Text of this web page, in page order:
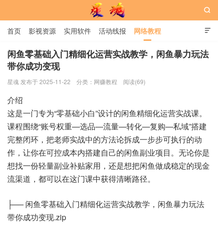
星魂网

首页 影视资源 实用软件 活动线报 网络教程
用户中心 书籍 娱乐

闲鱼零基础入门精细化运营实战教学，闲鱼暴力玩法
带你成功变现
星魂 发布于 2025-11-22 分类： 网赚教程 阅读(69)
介绍
这是一门专为“零基础小白”设计的闲鱼精细化运营实战课。
课程围绕“账号权重—选品—流量—转化—复购—私域”搭建
完整闭环，把老师实战中的方法论拆成一步步可执行的动
作，让你在可控成本内搭建自己的闲鱼副业项目。无论你是
想找一份轻量副业补贴家用，还是想把闲鱼做成稳定的现金
流渠道，都可以在这门课中获得清晰路径。
├── 闲鱼零基础入门精细化运营实战教学，闲鱼暴力玩法
带你成功变现.zip